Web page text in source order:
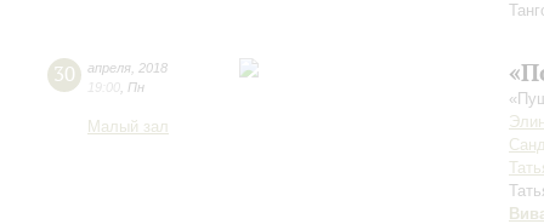
30 апреля 2018
19:00 Пн
Малый зал